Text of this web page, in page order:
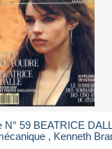
N° 59 BEATRICE
, Kenneth